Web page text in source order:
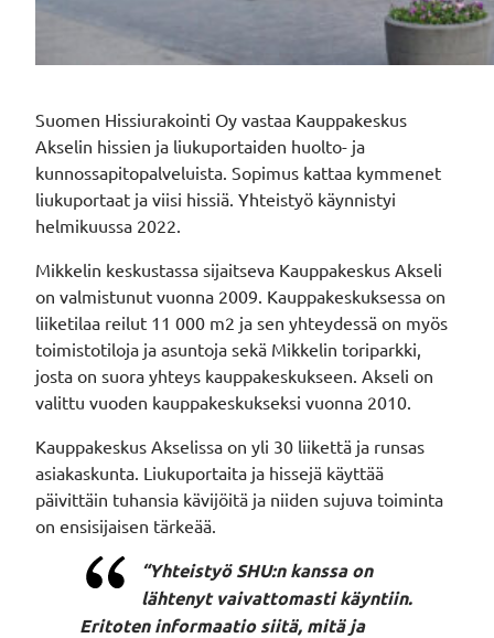
Suomen Hissiurakointi Oy vastaa Kauppakeskus
Akselin hissien ja liukuportaiden huolto- ja
kunnossapitopalveluista. Sopimus kattaa kymmenet
liukuportaat ja viisi hissiä. Yhteistyö käynnistyi
helmikuussa 2022.
Mikkelin keskustassa sijaitseva Kauppakeskus Akseli
on valmistunut vuonna 2009. Kauppakeskuksessa on
liiketilaa reilut 11 000 m2 ja sen yhteydessä on myös
toimistotiloja ja asuntoja sekä Mikkelin toriparkki,
josta on suora yhteys kauppakeskukseen. Akseli on
valittu vuoden kauppakeskukseksi vuonna 2010.
Kauppakeskus Akselissa on yli 30 liikettä ja runsas
asiakaskunta. Liukuportaita ja hissejä käyttää
päivittäin tuhansia kävijöitä ja niiden sujuva toiminta
on ensisijaisen tärkeää.
“Yhteistyö SHU:n kanssa on
lähtenyt vaivattomasti käyntiin.
Eritoten informaatio siitä, mitä ja